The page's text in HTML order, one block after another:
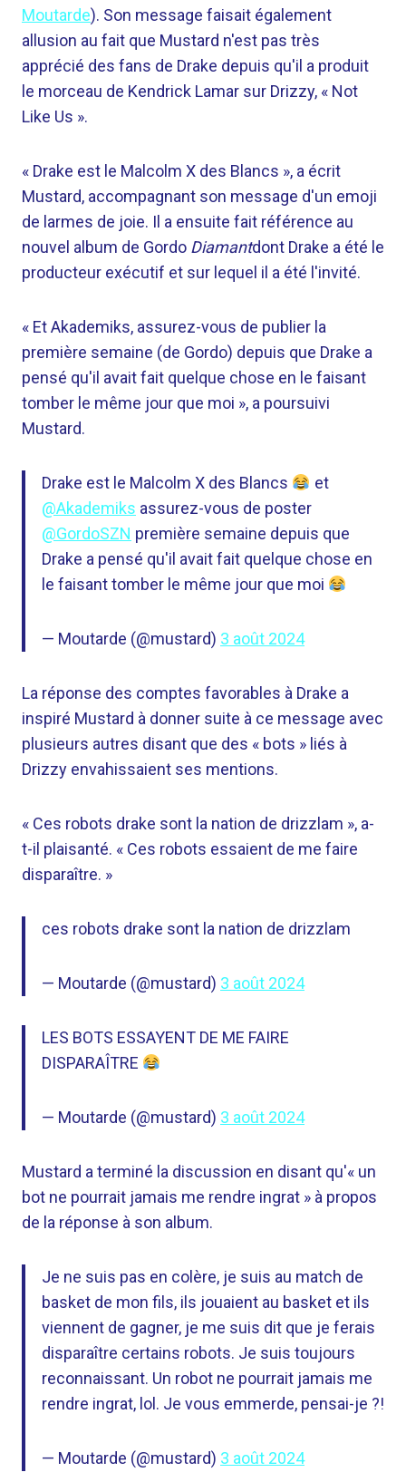
Moutarde). Son message faisait également
allusion au fait que Mustard n'est pas très
apprécié des fans de Drake depuis qu'il a produit
le morceau de Kendrick Lamar sur Drizzy, « Not
Like Us ».
« Drake est le Malcolm X des Blancs », a écrit
Mustard, accompagnant son message d'un emoji
de larmes de joie. Il a ensuite fait référence au
nouvel album de Gordo Diamantdont Drake a été le
producteur exécutif et sur lequel il a été l'invité.
« Et Akademiks, assurez-vous de publier la
première semaine (de Gordo) depuis que Drake a
pensé qu'il avait fait quelque chose en le faisant
tomber le même jour que moi », a poursuivi
Mustard.
Drake est le Malcolm X des Blancs
et
@Akademiks assurez-vous de poster
@GordoSZN première semaine depuis que
Drake a pensé qu'il avait fait quelque chose en
le faisant tomber le même jour que moi
— Moutarde (@mustard) 3 août 2024
La réponse des comptes favorables à Drake a
inspiré Mustard à donner suite à ce message avec
plusieurs autres disant que des « bots » liés à
Drizzy envahissaient ses mentions.
« Ces robots drake sont la nation de drizzlam », a-
t-il plaisanté. « Ces robots essaient de me faire
disparaître. »
ces robots drake sont la nation de drizzlam
— Moutarde (@mustard) 3 août 2024
LES BOTS ESSAYENT DE ME FAIRE
DISPARAÎTRE
— Moutarde (@mustard) 3 août 2024
Mustard a terminé la discussion en disant qu'« un
bot ne pourrait jamais me rendre ingrat » à propos
de la réponse à son album.
Je ne suis pas en colère, je suis au match de
basket de mon fils, ils jouaient au basket et ils
viennent de gagner, je me suis dit que je ferais
disparaître certains robots. Je suis toujours
reconnaissant. Un robot ne pourrait jamais me
rendre ingrat, lol. Je vous emmerde, pensai-je ?!
— Moutarde (@mustard) 3 août 2024